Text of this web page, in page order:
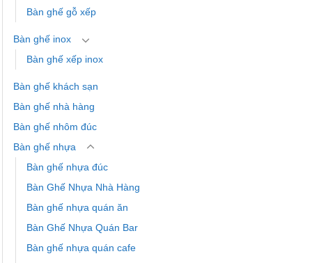
Bàn ghế gỗ xếp
Bàn ghế inox
Bàn ghế xếp inox
Bàn ghế khách sạn
Bàn ghế nhà hàng
Bàn ghế nhôm đúc
Bàn ghế nhựa
Bàn ghế nhựa đúc
Bàn Ghế Nhựa Nhà Hàng
Bàn ghế nhựa quán ăn
Bàn Ghế Nhựa Quán Bar
Bàn ghế nhựa quán cafe